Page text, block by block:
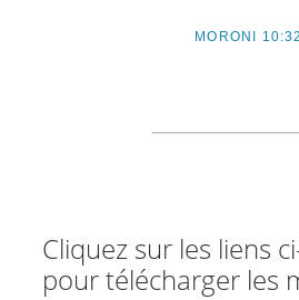
MORONI 10:32
Cliquez sur les liens
pour télécharger les